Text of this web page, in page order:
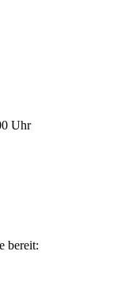
Uhr
bereit: